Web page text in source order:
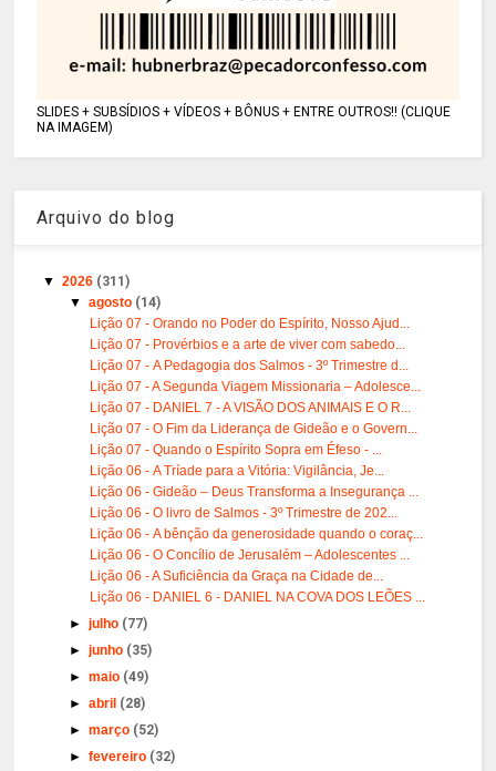
SLIDES + SUBSÍDIOS + VÍDEOS + BÔNUS + ENTRE OUTROS!! (CLIQUE
NA IMAGEM)
Arquivo do blog
▼2026 (311)
▼agosto (14)
Lição 07 - Orando no Poder do Espírito, Nosso Ajud...
Lição 07 - Provérbios e a arte de viver com sabedo...
Lição 07 - A Pedagogia dos Salmos - 3º Trimestre d...
Lição 07 - A Segunda Viagem Missionaria – Adolesce...
Lição 07 - DANIEL 7 - A VISÃO DOS ANIMAIS E O R...
Lição 07 - O Fim da Liderança de Gideão e o Govern...
Lição 07 - Quando o Espírito Sopra em Éfeso - ...
Lição 06 - A Tríade para a Vitória: Vigilância, Je...
Lição 06 - Gideão – Deus Transforma a Insegurança ...
Lição 06 - O livro de Salmos - 3º Trimestre de 202...
Lição 06 - A bênção da generosidade quando o coraç...
Lição 06 - O Concílio de Jerusalém – Adolescentes ...
Lição 06 - A Suficiência da Graça na Cidade de...
Lição 06 - DANIEL 6 - DANIEL NA COVA DOS LEÕES ...
►julho (77)
►junho (35)
►maio (49)
►abril (28)
►março (52)
►fevereiro (32)